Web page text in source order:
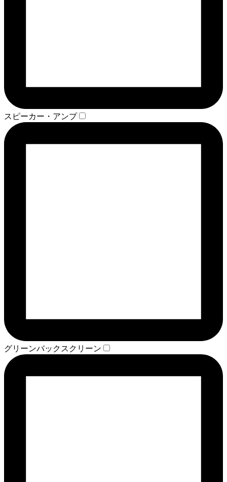
スピーカー・アンプ
グリーンバックスクリーン